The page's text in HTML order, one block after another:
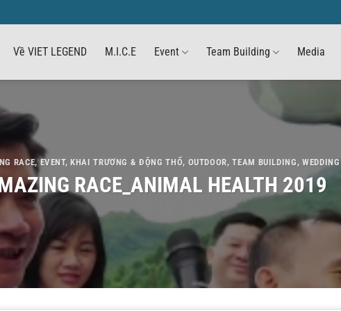
Về VIET LEGEND M.I.C.E Event Team Building Media
RACE,EVENT,KHAI TRƯƠNG & ĐỘNG THỔ, OUTDOOR,TEAM BUILDING , WEDDING
RACE_ANIMAL HEALTH 2019